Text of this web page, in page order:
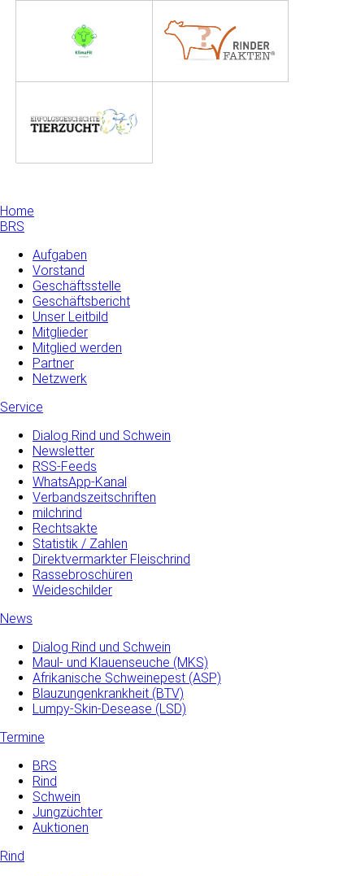
Home
BRS
Aufgaben
Vorstand
Geschäftsstelle
Geschäftsbericht
Unser Leitbild
Mitglieder
Mitglied werden
Partner
Netzwerk
Service
Dialog Rind und Schwein
Newsletter
RSS-Feeds
WhatsApp-Kanal
Verbandszeitschriften
milchrind
Rechtsakte
Statistik / Zahlen
Direktvermarkter Fleischrind
Rassebroschüren
Weideschilder
News
Dialog Rind und Schwein
Maul- und­ Klauenseuche­ (MKS)
Afrikanische Schweinepest (ASP)
Blauzungenkrankheit (BTV)
Lumpy-Skin-Desease (LSD)
Termine
BRS
Rind
Schwein
Jungzüchter
Auktionen
Rind